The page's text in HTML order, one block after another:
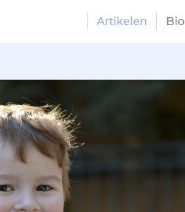
Artikelen Bio